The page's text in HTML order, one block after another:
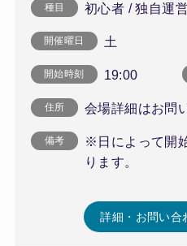
種目 初心者 / 独自運
開催曜日 土
開始時刻 19:00
住所 会場詳細はお問
備考
※日によって開
ります。
詳細・お問い合